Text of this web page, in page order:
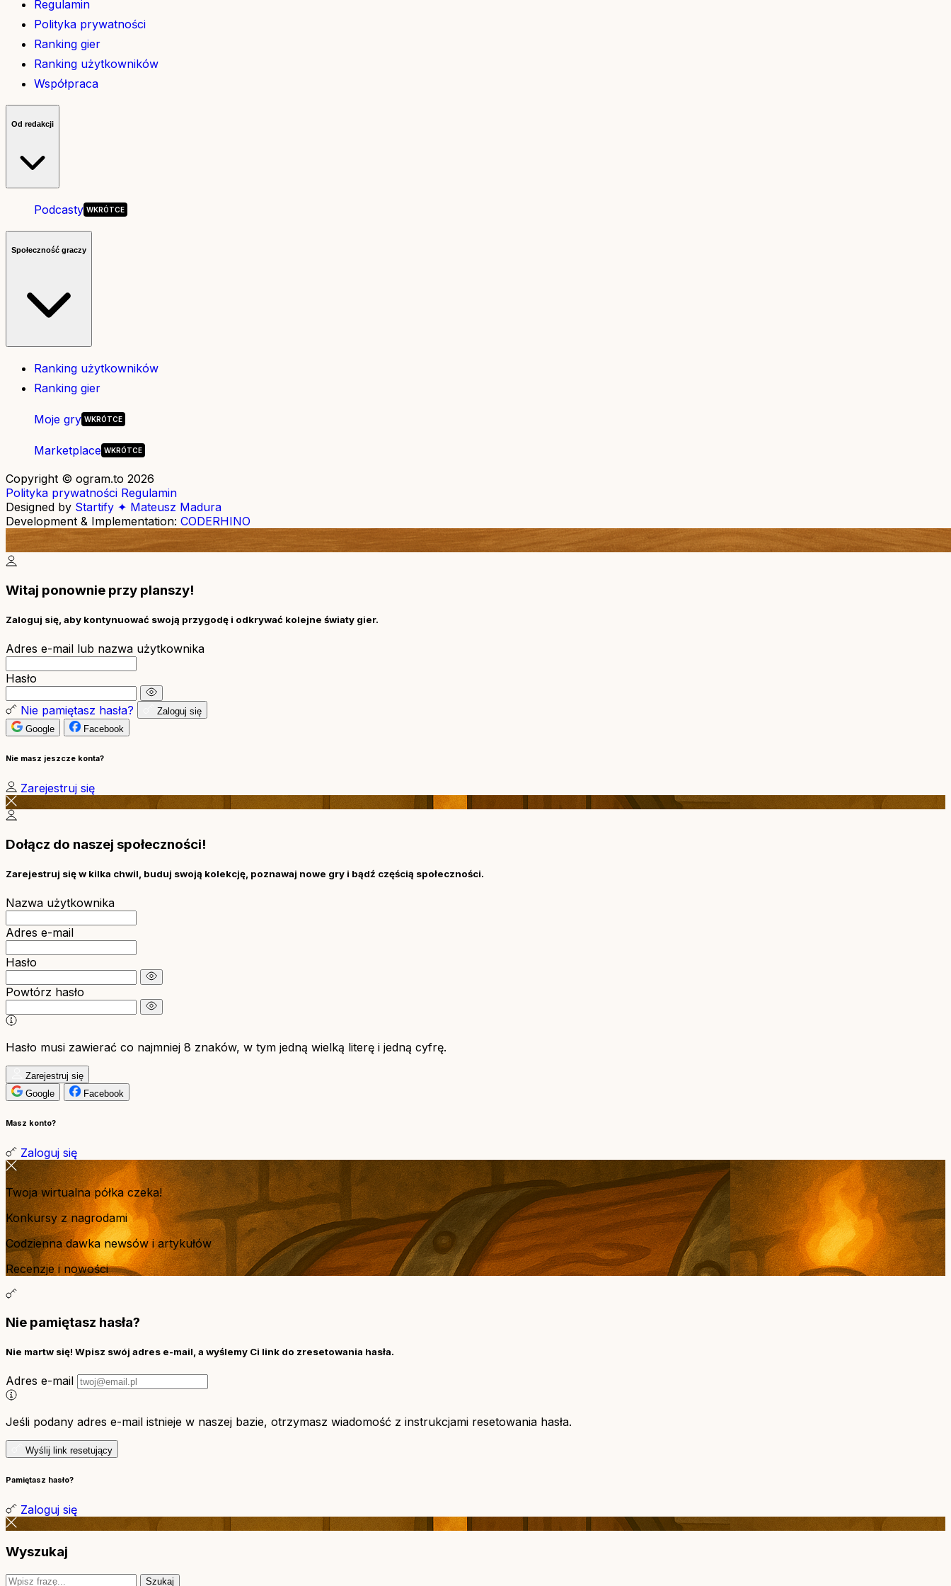
Regulamin
Polityka prywatności
Ranking gier
Ranking użytkowników
Współpraca
Od redakcji
Podcasty
Społeczność graczy
Ranking użytkowników
Ranking gier
Moje gry
Marketplace
Copyright © ogram.to 2026
Polityka prywatności Regulamin
Designed by Startify ✦ Mateusz Madura
Development & Implementation: CODERHINO
Witaj ponownie przy planszy!
Zaloguj się, aby kontynuować swoją przygodę i odkrywać kolejne światy gier.
Adres e-mail lub nazwa użytkownika
Hasło
Nie pamiętasz hasła?
Zaloguj się
Google
Facebook
Nie masz jeszcze konta?
Zarejestruj się
Dołącz do naszej społeczności!
Zarejestruj się w kilka chwil, buduj swoją kolekcję, poznawaj nowe gry i bądź częścią społeczności.
Nazwa użytkownika
Adres e-mail
Hasło
Powtórz hasło
Hasło musi zawierać co najmniej 8 znaków, w tym jedną wielką literę i jedną cyfrę.
Zarejestruj się
Google
Facebook
Masz konto?
Zaloguj się
Twoja wirtualna półka czeka!
Konkursy z nagrodami
Codzienna dawka newsów i artykułów
Recenzje i nowości
Nie pamiętasz hasła?
Nie martw się! Wpisz swój adres e-mail, a wyślemy Ci link do zresetowania hasła.
Adres e-mail
Jeśli podany adres e-mail istnieje w naszej bazie, otrzymasz wiadomość z instrukcjami resetowania hasła.
Wyślij link resetujący
Pamiętasz hasło?
Zaloguj się
Wyszukaj
Szukaj